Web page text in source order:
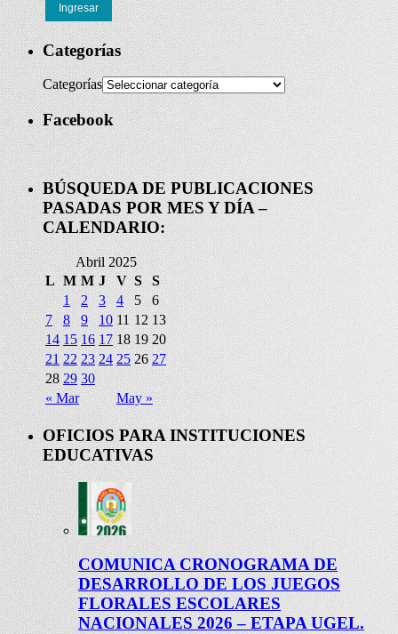
Ingresar
Categorías
Categorías
Facebook
BÚSQUEDA DE PUBLICACIONES
PASADAS POR MES Y DÍA –
CALENDARIO:
Abril 2025
L M M J V S S
« Mar May »
1 2 3 4 5
6
7
8 9 10 11 12 13
14 15 16 17 18 19 20
21 22 23 24 25 26 27
28 29 30
OFICIOS PARA INSTITUCIONES
EDUCATIVAS
COMUNICA CRONOGRAMA DE
DESARROLLO DE LOS JUEGOS
FLORALES ESCOLARES
NACIONALES 2026 – ETAPA UGEL.